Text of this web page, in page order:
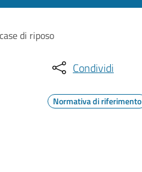
di riposo
Condividi
Normativa di riferimento